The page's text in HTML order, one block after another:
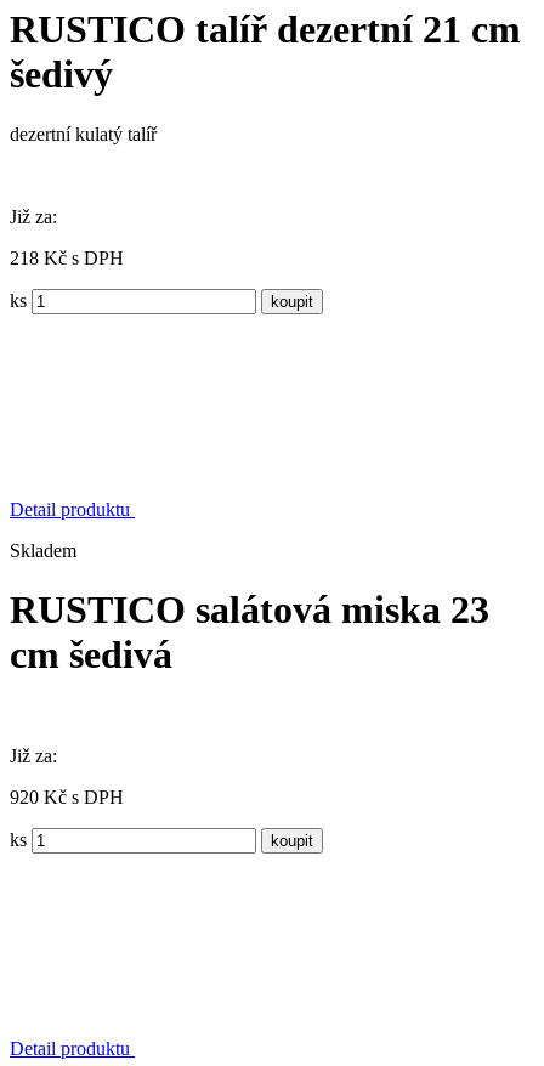
RUSTICO talíř dezertní 21 cm
šedivý
dezertní kulatý talíř
Již za:
218 Kč s DPH
ks
Detail produktu
Skladem
RUSTICO salátová miska 23
cm šedivá
Již za:
920 Kč s DPH
ks
Detail produktu